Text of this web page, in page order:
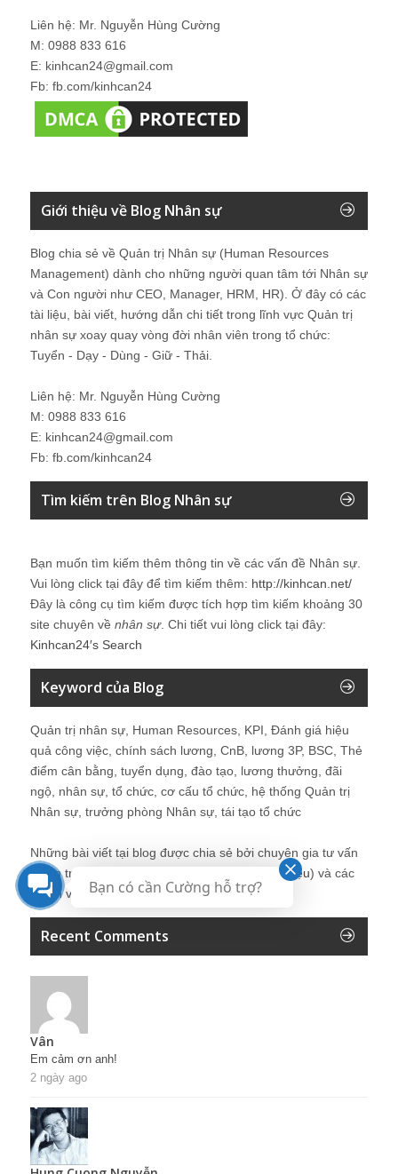
Liên hệ: Mr. Nguyễn Hùng Cường
M: 0988 833 616
E: kinhcan24@gmail.com
Fb: fb.com/kinhcan24
Giới thiệu về Blog Nhân sự
Blog chia sẻ về Quản trị Nhân sự (Human Resources
Management) dành cho những người quan tâm tới Nhân sự
và Con người như CEO, Manager, HRM, HR). Ở đây có các
tài liệu, bài viết, hướng dẫn chi tiết trong lĩnh vực Quản trị
nhân sự xoay quay vòng đời nhân viên trong tổ chức:
Tuyển - Dạy - Dùng - Giữ - Thải.
Liên hệ: Mr. Nguyễn Hùng Cường
M: 0988 833 616
E: kinhcan24@gmail.com
Fb: fb.com/kinhcan24
Tìm kiếm trên Blog Nhân sự
Bạn muốn tìm kiếm thêm thông tin về các vấn đề Nhân sự
Vui lòng click tại đây để tìm kiếm thêm: http://kinhcan.net/
Đây là công cụ tìm kiếm được tích hợp tìm kiếm khoảng 30
site chuyên về nhân sự. Chi tiết vui lòng click tại đây:
Kinhcan24′s Search
Keyword của Blog
Quản trị nhân sự, Human Resources, KPI, Đánh giá hiệu
quả công việc, chính sách lương, CnB, lương 3P, BSC, Thẻ
điểm cân bằng, tuyển dụng, đào tạo, lương thưởng, đãi
ngộ, nhân sự, tổ chức, cơ cấu tổ chức, hệ thống Quản trị
Nhân sự, trưởng phòng Nhân sự, tái tạo tổ chức
Những bài viết tại blog được chia sẻ bởi chuyên gia tư vấn
Quản trị Nhân sự Nguyễn Hùng Cường (
giới thiệu) và các
thành viên khác trong cộng đồng Nhân sự.
Recent Comments
Vân
Em cảm ơn anh!
2 ngày ago
Bạn có cần Cường hỗ trợ?